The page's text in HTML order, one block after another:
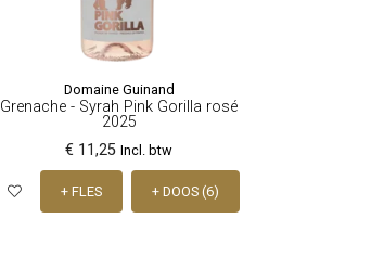
Domaine Guinand
Grenache - Syrah Pink Gorilla rosé
2025
€ 11,25 Incl. btw
+ FLES + DOOS (6)